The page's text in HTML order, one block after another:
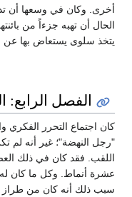
أخرى. وكان في وسعها أن
يتخذ سلوى يستعاض بها عن
الفصل
كان اجتماع التحرر الفكري
"رجل النهضة"؛ غير أنه لم
اللقب. فقد كان في ذلك
عشرة أنماط. وكل ما كان
سبب ذلك أنه كان من طراز